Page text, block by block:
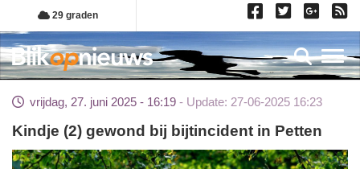
Overslaan
en
naar
de
gaan
29 graden
vrijdag, 27. juni 2025 - 16:19 Update: 27-06-2025 16:23
Kindje (2) gewond bij bijtincident in Petten